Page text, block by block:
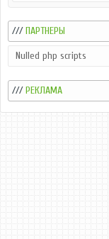
///ПАРТНЕРЫ
Nulled php scripts
///РЕКЛАМА